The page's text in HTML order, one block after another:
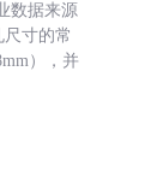
数据来源
尺寸的常
），并